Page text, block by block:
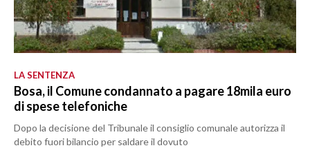
LA SENTENZA
Bosa, il Comune condannato a pagare 18mila euro
di spese telefoniche
Dopo la decisione del Tribunale il consiglio comunale autorizza il
debito fuori bilancio per saldare il dovuto